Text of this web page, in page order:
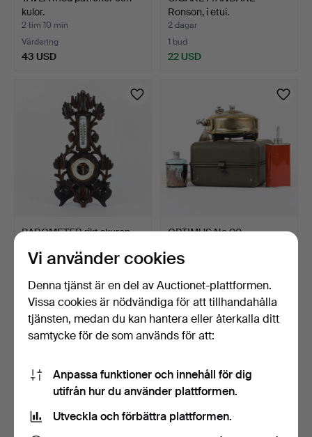
kulor.
2 tim 10 min
Värdering
43 USD
Ronson, i etui.
2 dagar
1 bud
22 USD
BAROMETER rikt skuren.
3 dagar
43 USD
OPTIMUS No 00,
4 dagar
22 USD
Vi använder cookies
Denna tjänst är en del av Auctionet-plattformen.
Vissa cookies är nödvändiga för att tillhandahålla
tjänsten, medan du kan hantera eller återkalla ditt
samtycke för de som används för att:
Anpassa funktioner och innehåll för dig
utifrån hur du använder plattformen.
Utveckla och förbättra plattformen.